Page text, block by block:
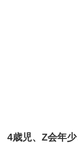
4歳児、Z会年